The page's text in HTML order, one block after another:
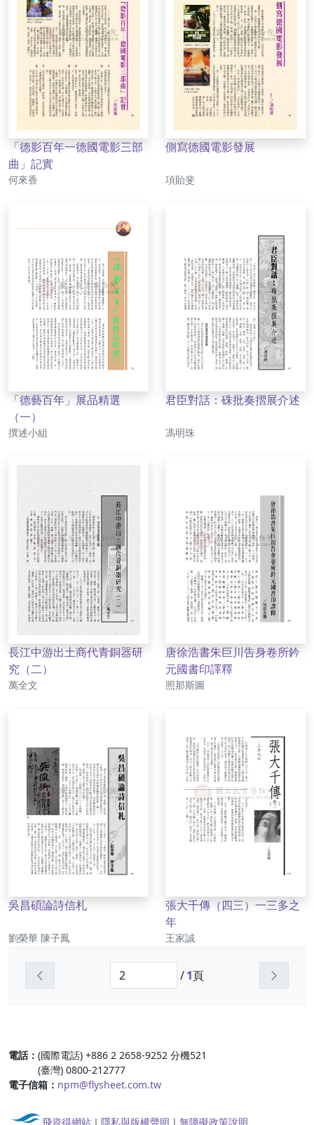
「德影百年一德國電影三部
曲」記實
作者
何來香
側寫德國電影發展
作者
項貽斐
「德藝百年」展品精選
（一）
作者
撰述小組
君臣對話：硃批奏摺展介述
作者
馮明珠
長江中游出土商代青銅器研
究（二）
作者
萬全文
唐徐浩書朱巨川告身卷所鈐
元國書印譯釋
作者
照那斯圖
吳昌碩論詩信札
作者
劉榮華 陳子鳳
張大千傳（四三）一三多之
年
作者
王家誠
/1頁
電話： (國際電話) +886 2 2658-9252 分機521
(臺灣) 0800-212777
電子信箱： npm@flysheet.com.tw
飛資得網站 ｜ 隱私與版權聲明 ｜ 無障礙政策說明